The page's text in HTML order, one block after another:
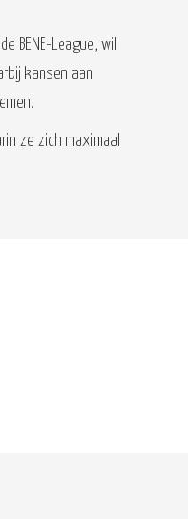
BENE-League, wil
kansen aan
ze zich maximaal